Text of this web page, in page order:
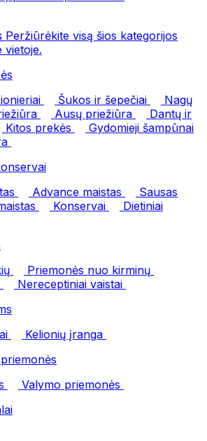
Peržiūrėkite visą šios kategorijos
vietoje.
Šukos ir šepečiai
Nagų
Ausų priežiūra
Dantų ir
Kitos prekės
Gydomieji šampūnai
Advance maistas
Sausas
Konservai
Dietiniai
Priemonės nuo kirminų
Nereceptiniai vaistai
Kelionių įranga
Valymo priemonės